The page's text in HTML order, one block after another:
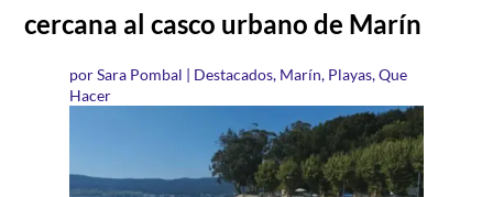
cercana al casco urbano de Marín
porSara Pombal | Destacados, Marín, Playas,Que
Hacer